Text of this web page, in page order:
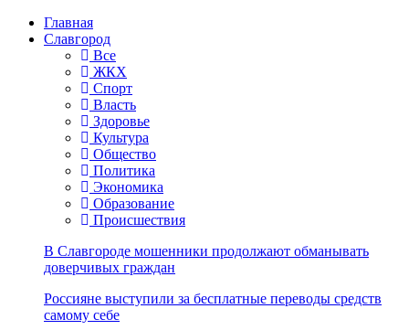
Главная
Славгород
Все
ЖКХ
Спорт
Власть
Здоровье
Культура
Общество
Политика
Экономика
Образование
Происшествия
В Славгороде мошенники продолжают обманывать
доверчивых граждан
Россияне выступили за бесплатные переводы средств
самому себе